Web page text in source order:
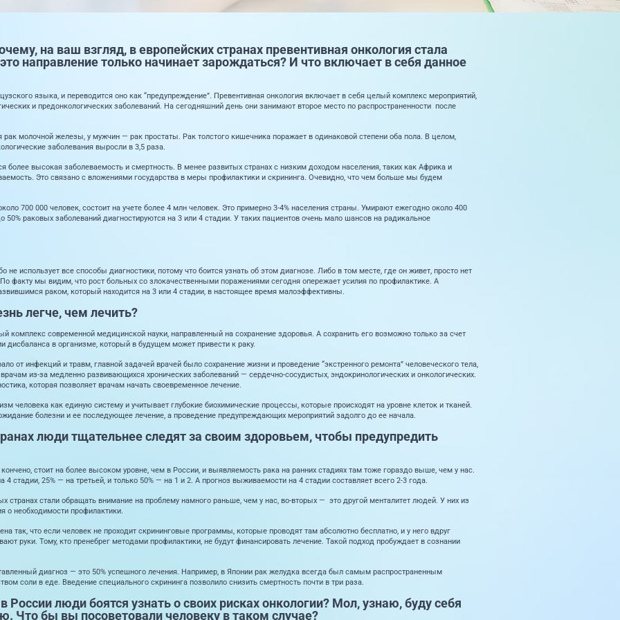
на ваш взгляд, в европейских странах превентивная онкология стала
направление только начинает зарождаться? И что включает в себя данное
языка, и переводится оно как “предупреждение”. Превентивная онкология включает в себя целый комплекс мероприятий,
и предонкологических заболеваний. На сегодняшний день они занимают второе место по распространенности после
молочной железы, у мужчин — рак простаты. Рак толстого кишечника поражает в одинаковой степени оба пола. В целом,
заболевания выросли в 3,5 раза.
более высокая заболеваемость и смертность. В менее развитых странах с низким доходом населения, таких как Африка и
Это связано с вложениями государства в меры профилактики и скрининга. Очевидно, что чем больше мы будем
700 000 человек, состоит на учете более 4 млн человек. Это примерно 3-4% населения страны. Умирают ежегодно около 400
раковых заболеваний диагностируются на 3 или 4 стадии. У таких пациентов очень мало шансов на радикальное
использует все способы диагностики, потому что боится узнать об этом диагнозе. Либо в том месте, где он живет, просто нет
факту мы видим, что рост больных со злокачественными поражениями сегодня опережает усилия по профилактике. А
раком, который находится на 3 или 4 стадии, в настоящее время малоэффективны.
легче, чем лечить?
комплекс современной медицинской науки, направленный на сохранение здоровья. А сохранить его возможно только за счет
дисбаланса в организме, который в будущем может привести к раку.
от инфекций и травм, главной задачей врачей было сохранение жизни и проведение “экстренного ремонта” человеческого тела,
из-за медленно развивающихся хронических заболеваний — сердечно-сосудистых, эндокринологических и онкологических.
которая позволяет врачам начать своевременное лечение.
человека как единую систему и учитывает глубокие биохимические процессы, которые происходят на уровне клеток и тканей.
болезни и ее последующее лечение, а проведение предупреждающих мероприятий задолго до ее начала.
люди тщательнее следят за своим здоровьем, чтобы предупредить
стоит на более высоком уровне, чем в России, и выявляемость рака на ранних стадиях там тоже гораздо выше, чем у нас.
4 стадии, 25% — на третьей, и только 50% — на 1 и 2. А прогноз выживаемости на 4 стадии составляет всего 2-3 года.
странах стали обращать внимание на проблему намного раньше, чем у нас, во-вторых — это другой менталитет людей. У них из
о необходимости профилактики.
так, что если человек не проходит скрининговые программы, которые проводят там абсолютно бесплатно, и у него вдруг
руки. Тому, кто пренебрег методами профилактики, не будут финансировать лечение. Такой подход пробуждает в сознании
диагноз — это 50% успешного лечения. Например, в Японии рак желудка всегда был самым распространенным
соли в еде. Введение специального скрининга позволило снизить смертность почти в три раза.
люди боятся узнать о своих рисках онкологии? Мол, узнаю, буду себя
Что бы вы посоветовали человеку в таком случае?